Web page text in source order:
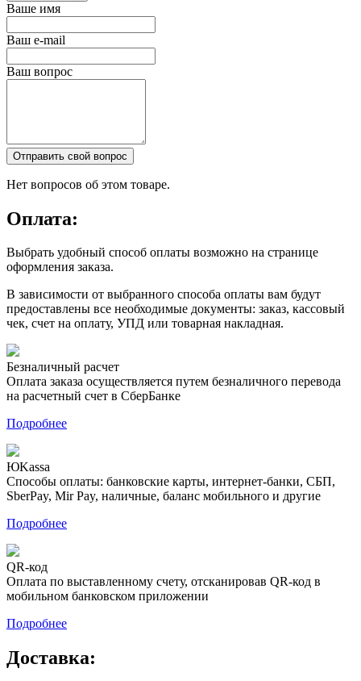
Ваше имя
Ваш e-mail
Ваш вопрос
Отправить свой вопрос
Нет вопросов об этом товаре.
Оплата:
Выбрать удобный способ оплаты возможно на странице
оформления заказа.
В зависимости от выбранного способа оплаты вам будут
предоставлены все необходимые документы: заказ, кассовый
чек, счет на оплату, УПД или товарная накладная.
Безналичный расчет
Оплата заказа осуществляется путем безналичного перевода
на расчетный счет в СберБанке
Подробнее
ЮKassa
Способы оплаты: банковские карты, интернет-банки, СБП,
SberPay, Mir Pay, наличные, баланс мобильного и другие
Подробнее
QR-код
Оплата по выставленному счету, отсканировав QR-код в
мобильном банковском приложении
Подробнее
Доставка: